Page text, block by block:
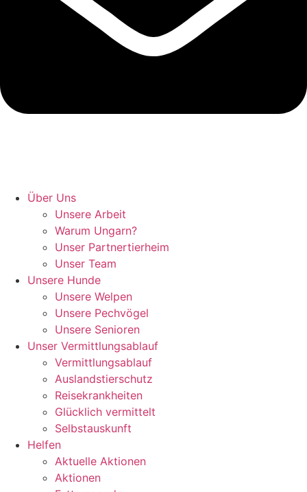
Über Uns
Unsere Arbeit
Warum Ungarn?
Unser Partnertierheim
Unser Team
Unsere Hunde
Unsere Welpen
Unsere Pechvögel
Unsere Senioren
Unser Vermittlungsablauf
Vermittlungsablauf
Auslandstierschutz
Reisekrankheiten
Glücklich vermittelt
Selbstauskunft
Helfen
Aktuelle Aktionen
Aktionen